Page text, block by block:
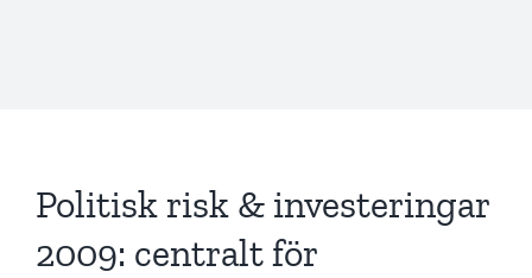
Politisk risk & investeringar
2009: centralt för